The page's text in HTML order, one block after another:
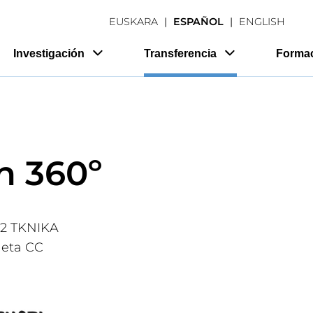
EUSKARA ESPAÑOL ENGLISH
Investigación Transferencia
360º
TKNIKA
CC